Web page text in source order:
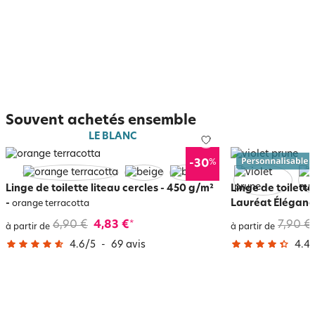
Souvent achetés ensemble
LE BLANC
-30%
Linge de toilette liteau cercles - 450 g/m²
- orange terracotta
à partir de 6,90 € 4,83 €*
4.6/5 - 69 avis
Linge de toilette
Lauréat
à partir de 7,90 €
4.4